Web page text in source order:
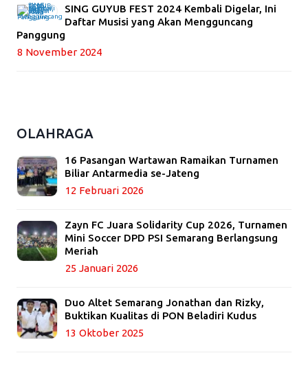
SING GUYUB FEST 2024 Kembali Digelar, Ini
Daftar Musisi yang Akan Mengguncang
Panggung
8 November 2024
OLAHRAGA
16 Pasangan Wartawan Ramaikan Turnamen
Biliar Antarmedia se-Jateng
12 Februari 2026
Zayn FC Juara Solidarity Cup 2026, Turnamen
Mini Soccer DPD PSI Semarang Berlangsung
Meriah
25 Januari 2026
Duo Altet Semarang Jonathan dan Rizky,
Buktikan Kualitas di PON Beladiri Kudus
13 Oktober 2025